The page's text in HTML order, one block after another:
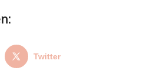
Twitter